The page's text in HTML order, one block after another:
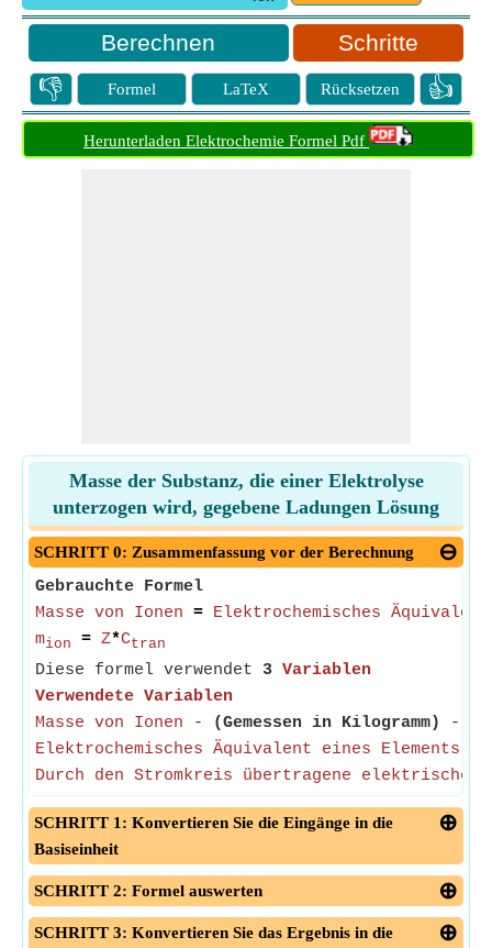
Schritte
👎 Formel LaTeX Rücksetzen 👍
Herunterladen Elektrochemie Formel Pdf
Masse der Substanz, die einer Elektrolyse
unterzogen wird, gegebene Ladungen Lösung
SCHRITT 0: Zusammenfassung vor der Berechnung
Gebrauchte Formel
Masse von Ionen = Elektrochemisches
mion = Z*Ctran
Diese formel verwendet 3 Variablen
Verwendete Variablen
Masse von Ionen - (Gemessen in Kilogramm)
-
Elektrochemisches Äquivalent eines Elements
Durch den Stromkreis übertragene elektrische
SCHRITT 1: Konvertieren Sie die Eingänge in die
Basiseinheit
SCHRITT 2: Formel auswerten
SCHRITT 3: Konvertieren Sie das Ergebnis in die